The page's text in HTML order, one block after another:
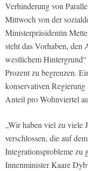
Verhinderung von
Mittwoch von der
Ministerpräsidentin
steht das Vorhaben,
westlichem
Prozent zu begrenzen.
konservativen Regierung
Anteil pro Wohnviertel
„Wir haben viel zu viele
verschlossen, die auf
Integrationsprobleme zu
Innenminister Kaare